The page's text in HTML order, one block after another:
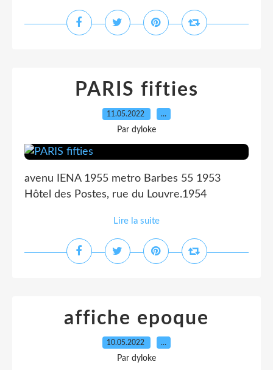
PARIS fifties
11.05.2022 …
Par dyloke
avenu IENA 1955 metro Barbes 55 1953
Hôtel des Postes, rue du Louvre.1954
Lire la suite
affiche epoque
10.05.2022 …
Par dyloke